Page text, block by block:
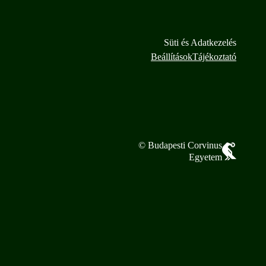
Süti és Adatkezelés
BeállításokTájékoztató
© Budapesti Corvinus
Egyetem